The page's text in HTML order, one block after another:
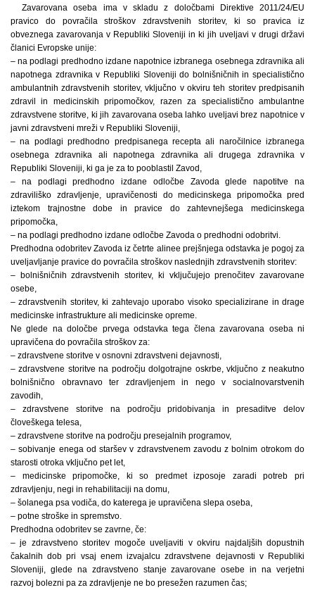
Zavarovana oseba ima v skladu z določbami Direktive 2011/24/EU
pravico do povračila stroškov zdravstvenih storitev, ki so pravica iz
obveznega zavarovanja v Republiki Sloveniji in ki jih uveljavi v drugi državi
članici Evropske unije:
– na podlagi predhodno izdane napotnice izbranega osebnega zdravnika ali
napotnega zdravnika v Republiki Sloveniji do bolnišničnih in specialistično
ambulantnih zdravstvenih storitev, vključno v okviru teh storitev predpisanih
zdravil in medicinskih pripomočkov, razen za specialistično ambulantne
zdravstvene storitve, ki jih zavarovana oseba lahko uveljavi brez napotnice v
javni zdravstveni mreži v Republiki Sloveniji,
– na podlagi predhodno predpisanega recepta ali naročilnice izbranega
osebnega zdravnika ali napotnega zdravnika ali drugega zdravnika v
Republiki Sloveniji, ki ga je za to pooblastil Zavod,
– na podlagi predhodno izdane odločbe Zavoda glede napotitve na
zdraviliško zdravljenje, upravičenosti do medicinskega pripomočka pred
iztekom trajnostne dobe in pravice do zahtevnejšega medicinskega
pripomočka,
– na podlagi predhodno izdane odločbe Zavoda o predhodni odobritvi.
Predhodna odobritev Zavoda iz četrte alinee prejšnjega odstavka je pogoj za
uveljavljanje pravice do povračila stroškov naslednjih zdravstvenih storitev:
– bolnišničnih zdravstvenih storitev, ki vključujejo prenočitev zavarovane
osebe,
– zdravstvenih storitev, ki zahtevajo uporabo visoko specializirane in drage
medicinske infrastrukture ali medicinske opreme.
Ne glede na določbe prvega odstavka tega člena zavarovana oseba ni
upravičena do povračila stroškov za:
– zdravstvene storitve v osnovni zdravstveni dejavnosti,
– zdravstvene storitve na področju dolgotrajne oskrbe, vključno z neakutno
bolnišnično obravnavo ter zdravljenjem in nego v socialnovarstvenih
zavodih,
– zdravstvene storitve na področju pridobivanja in presaditve delov
človeškega telesa,
– zdravstvene storitve na področju presejalnih programov,
– sobivanje enega od staršev v zdravstvenem zavodu z bolnim otrokom do
starosti otroka vključno pet let,
– medicinske pripomočke, ki so predmet izposoje zaradi potreb pri
zdravljenju, negi in rehabilitaciji na domu,
– šolanega psa vodiča, do katerega je upravičena slepa oseba,
– potne stroške in spremstvo.
Predhodna odobritev se zavrne, če:
– je zdravstveno storitev mogoče uveljaviti v okviru najdaljših dopustnih
čakalnih dob pri vsaj enem izvajalcu zdravstvene dejavnosti v Republiki
Sloveniji, glede na zdravstveno stanje zavarovane osebe in na verjetni
razvoj bolezni pa za zdravljenje ne bo presežen razumen čas;